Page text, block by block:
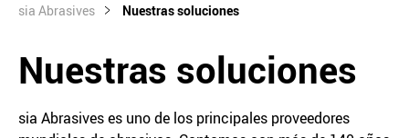
sia Abrasives Nuestras soluciones
Nuestras soluciones
sia Abrasives es uno de los principales proveedores